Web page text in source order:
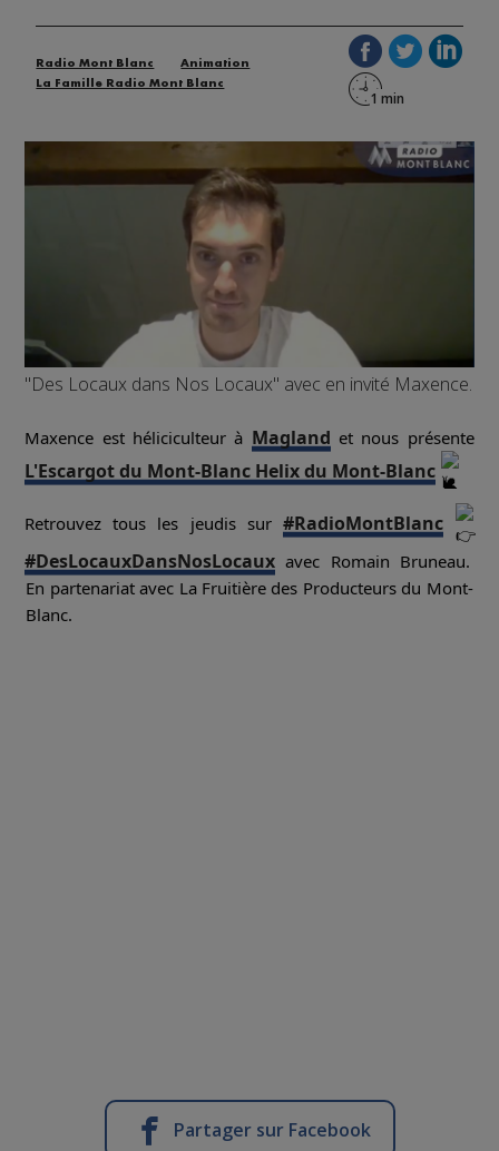
Radio Mont Blanc
Animation
La Famille Radio Mont Blanc
"Des Locaux dans Nos Locaux" avec en invité Maxence.
Maxence est héliciculteur à Magland et nous présente
L'Escargot du Mont-Blanc Helix du Mont-Blanc
Retrouvez tous les jeudis sur #RadioMontBlanc
#DesLocauxDansNosLocaux avec Romain Bruneau.
En partenariat avec La Fruitière des Producteurs du Mont-
Blanc.
Partager sur Facebook